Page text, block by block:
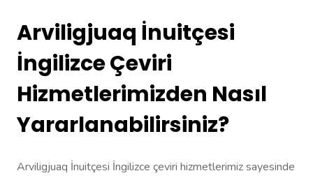
Arviligjuaq İnuitçesi
İngilizce Çeviri
Hizmetlerimizden Nasıl
Yararlanabilirsiniz?
Arviligjuaq İnuitçesi İngilizce çeviri hizmetlerimiz sayesinde